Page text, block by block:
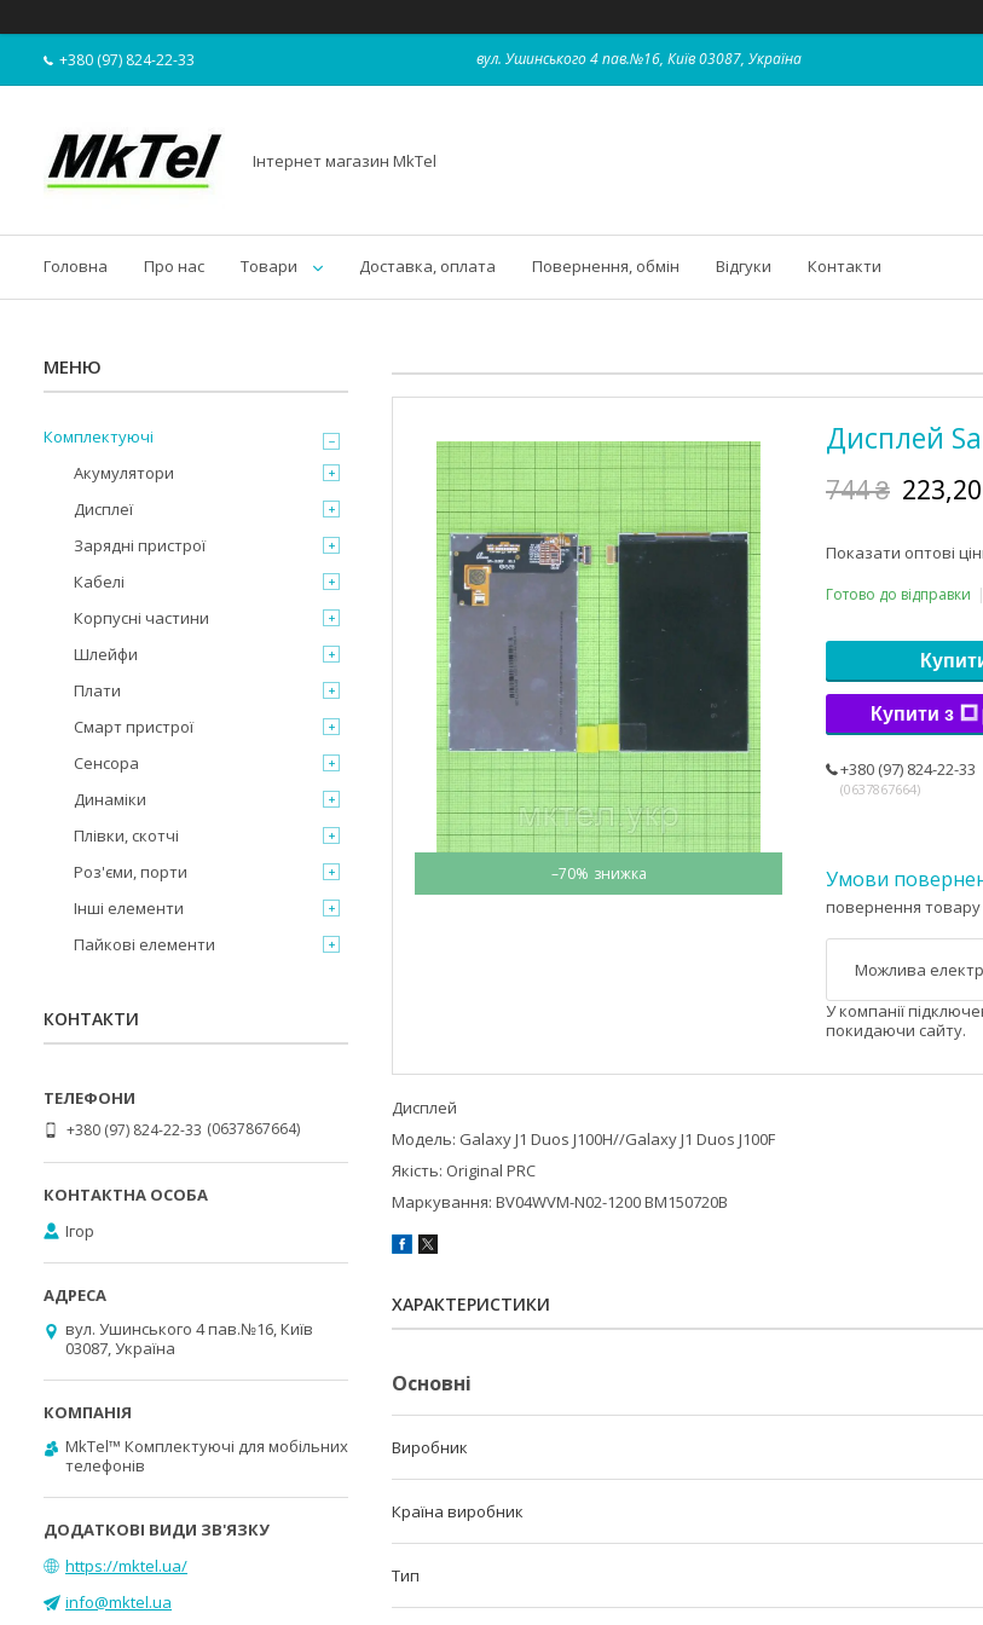
+380 (97) 824-22-33 вул. Ушинського 4 пав.№16, Київ 03087, Україна
Інтернет магазин MkTel
Головна Про нас Товари Доставка, оплата Повернення, обмін Відгуки Контакти
–70%
Дисплей
744 ₴
Показати оптові
Готово до відправки
Купити з
+380 (97) 824-22-33
0637867664
повернення товару
У компанії
покидаючи сайту.
Дисплей
Модель: Galaxy J1 Duos J100H//Galaxy J1 Duos J100F
Якість: Original PRC
Маркування: BV04WVM-N02-1200 BM150720B
ХАРАКТЕРИСТИКИ
Основні
Виробник
Країна виробник
Тип
Комплектуючі
Акумулятори
Дисплеї
Зарядні пристрої
Кабелі
Корпусні частини
Шлейфи
Плати
Смарт пристрої
Сенсора
Динаміки
Плівки, скотчі
Роз'єми, порти
Інші елементи
Пайкові елементи
КОНТАКТИ
+380 (97) 824-22-33 0637867664
Ігор
вул. Ушинського 4 пав.№16, Київ
03087, Україна
MkTel™ Комплектуючі для мобільних
телефонів
https://mktel.ua/
info@mktel.ua